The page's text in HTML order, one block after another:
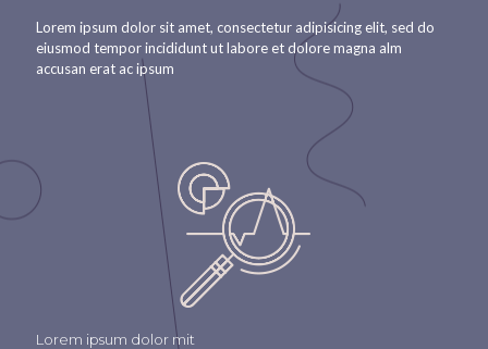
Lorem ipsum dolor sit amet, consectetur adipisicing elit, sed do
eiusmod tempor incididunt ut labore et dolore magna alm
accusan erat ac ipsum
Lorem ipsum dolor mit